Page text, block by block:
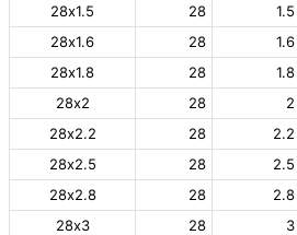
28х1.5
28 1.5
28х1.6
28 1.6
28х1.8
28 1.8
28х2
28 2
28х2.2
28 2.2
28х2.5
28 2.5
28х2.8
28 2.8
28х3
28 3